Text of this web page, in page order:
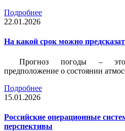
Подробнее
22.01.2026
На какой срок можно
Прогноз погоды – это
предположение о состоянии
Подробнее
15.01.2026
Российские операционные
перспективы